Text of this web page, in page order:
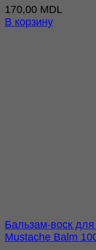
170,00 MDL
В корзину
Бальзам-воск
Mustache Balm